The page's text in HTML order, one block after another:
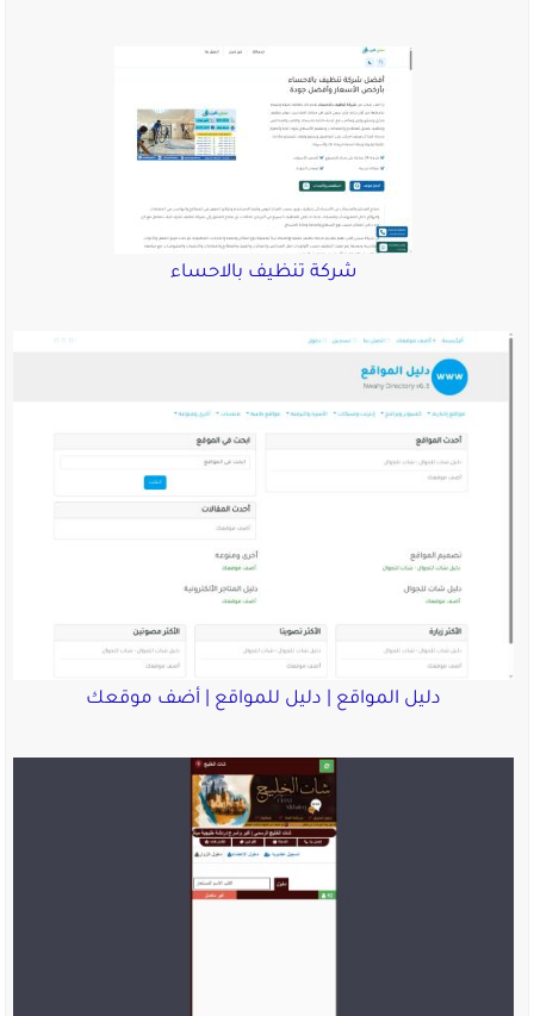
شركة تنظيف بالاحساء
دليل المواقع | دليل للمواقع | أضف موقعك